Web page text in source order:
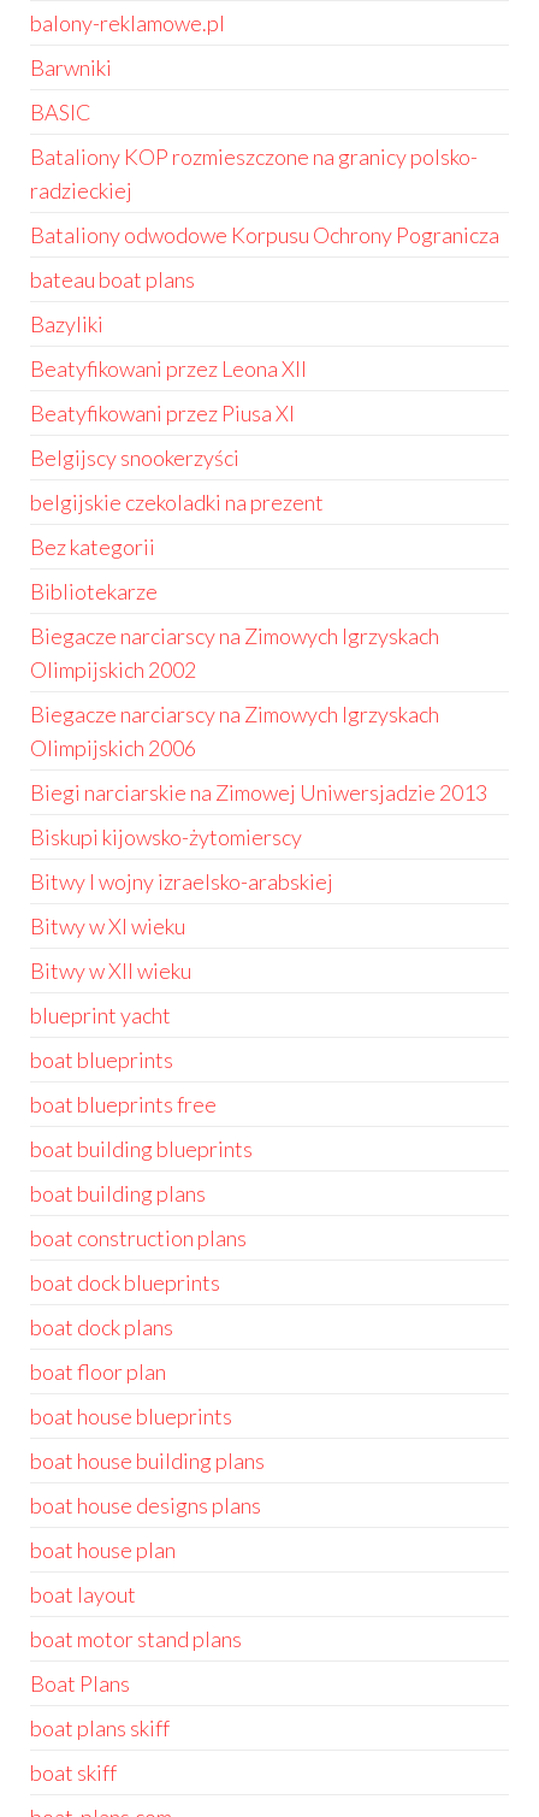
balony-reklamowe.pl
Barwniki
BASIC
Bataliony KOP rozmieszczone na granicy polsko-
radzieckiej
Bataliony odwodowe Korpusu Ochrony Pogranicza
bateau boat plans
Bazyliki
Beatyfikowani przez Leona XII
Beatyfikowani przez Piusa XI
Belgijscy snookerzyści
belgijskie czekoladki na prezent
Bez kategorii
Bibliotekarze
Biegacze narciarscy na Zimowych Igrzyskach
Olimpijskich 2002
Biegacze narciarscy na Zimowych Igrzyskach
Olimpijskich 2006
Biegi narciarskie na Zimowej Uniwersjadzie 2013
Biskupi kijowsko-żytomierscy
Bitwy I wojny izraelsko-arabskiej
Bitwy w XI wieku
Bitwy w XII wieku
blueprint yacht
boat blueprints
boat blueprints free
boat building blueprints
boat building plans
boat construction plans
boat dock blueprints
boat dock plans
boat floor plan
boat house blueprints
boat house building plans
boat house designs plans
boat house plan
boat layout
boat motor stand plans
Boat Plans
boat plans skiff
boat skiff